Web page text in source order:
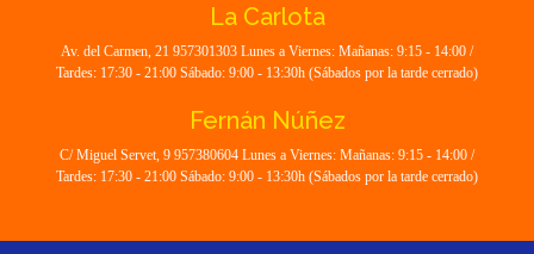
La Carlota
Av. del Carmen, 21 957301303 Lunes a Viernes: Mañanas: 9:15 - 14:00 /
Tardes: 17:30 - 21:00 Sábado: 9:00 - 13:30h (Sábados por la tarde cerrado)
Fernán Núñez
C/ Miguel Servet, 9 957380604 Lunes a Viernes: Mañanas: 9:15 - 14:00 /
Tardes: 17:30 - 21:00 Sábado: 9:00 - 13:30h (Sábados por la tarde cerrado)